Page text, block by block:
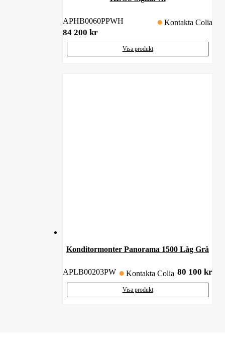
APHB0060PPWH Kontakta Colia
84 200 kr
Visa produkt
Konditormonter Panorama 1500 Låg Grå
APLB00203PW Kontakta Colia 80 100 kr
Visa produkt